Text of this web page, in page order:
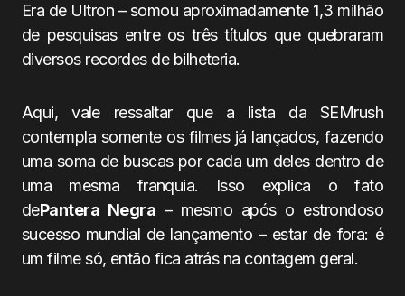
Era de Ultron – somou aproximadamente 1,3 milhão
de pesquisas entre os três títulos que quebraram
diversos recordes de bilheteria.
Aqui, vale ressaltar que a lista da SEMrush
contempla somente os filmes já lançados, fazendo
uma soma de buscas por cada um deles dentro de
uma mesma franquia. Isso explica o fato
dePantera Negra – mesmo após o estrondoso
sucesso mundial de lançamento – estar de fora: é
um filme só, então fica atrás na contagem geral.